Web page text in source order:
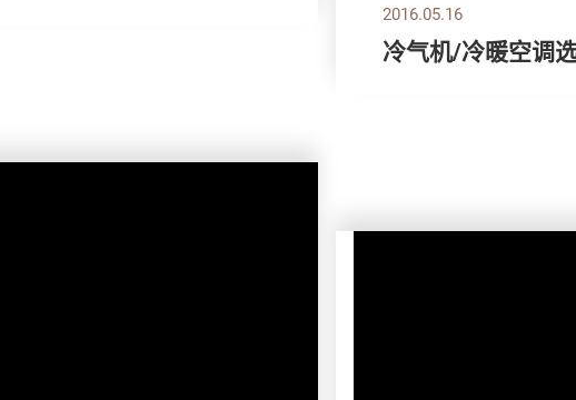
2016.05.16
冷气机/冷暖空调